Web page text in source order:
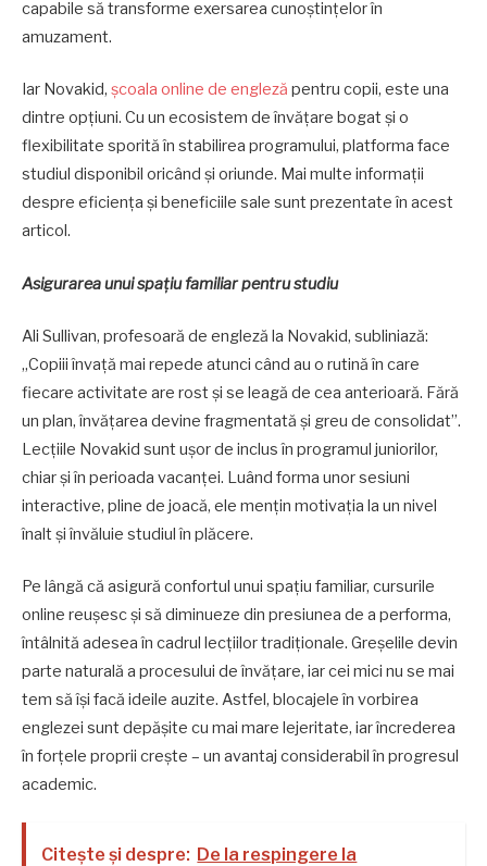
capabile să transforme exersarea cunoștințelor în
amuzament.
Iar Novakid, școala online de engleză pentru copii, este una
dintre opțiuni. Cu un ecosistem de învățare bogat și o
flexibilitate sporită în stabilirea programului, platforma face
studiul disponibil oricând și oriunde. Mai multe informații
despre eficiența și beneficiile sale sunt prezentate în acest
articol.
Asigurarea unui spațiu familiar pentru studiu
Ali Sullivan, profesoară de engleză la Novakid, subliniază:
„Copiii învață mai repede atunci când au o rutină în care
fiecare activitate are rost și se leagă de cea anterioară. Fără
un plan, învățarea devine fragmentată și greu de consolidat”.
Lecțiile Novakid sunt ușor de inclus în programul juniorilor,
chiar și în perioada vacanței. Luând forma unor sesiuni
interactive, pline de joacă, ele mențin motivația la un nivel
înalt și învăluie studiul în plăcere.
Pe lângă că asigură confortul unui spațiu familiar, cursurile
online reușesc și să diminueze din presiunea de a performa,
întâlnită adesea în cadrul lecțiilor tradiționale. Greșelile devin
parte naturală a procesului de învățare, iar cei mici nu se mai
tem să își facă ideile auzite. Astfel, blocajele în vorbirea
englezei sunt depășite cu mai mare lejeritate, iar încrederea
în forțele proprii crește – un avantaj considerabil în progresul
academic.
Citește și despre: De la respingere la